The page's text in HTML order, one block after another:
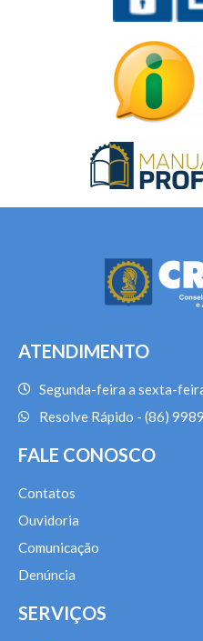
ATENDIMENTO
Segunda-feira a sexta-
Resolve Rápido - (86)
FALE CONOSCO
Contatos
Ouvidoria
Comunicação
Denúncia
SERVIÇOS